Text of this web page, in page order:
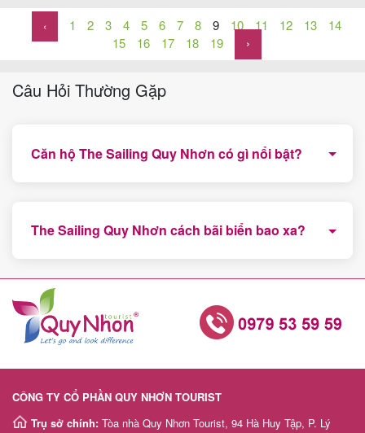
sao […]
‹ 1 2 3 4 5 6 7 8 9 10 11 12 13
14
15
16 17 18 19 ›
Câu Hỏi Thường Gặp
Căn hộ The Sailing Quy Nhơn có gì nổi bật?
dài.
The Sailing Quy Nhơn cách bãi biển bao xa?
trường trung tâm và cách biển khoảng 50m, du khách
có thể đi bộ ra biển.
CÔNG TY CỔ PHẦN QUY NHƠN TOURIST
Trụ sở chính: Tòa nhà Quy Nhơn Tourist, 94 Hà Huy Tập, P. Lý